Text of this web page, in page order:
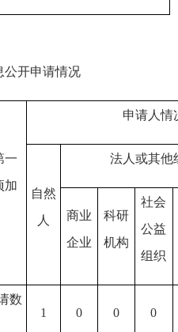
公开申请情况
一
加
申请人情
自然
人
法人或其他
商业
企业
科研
机构
社会
公益
组织
数
1 0 0 0